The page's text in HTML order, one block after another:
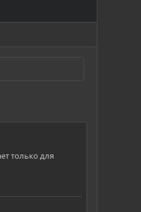
только для